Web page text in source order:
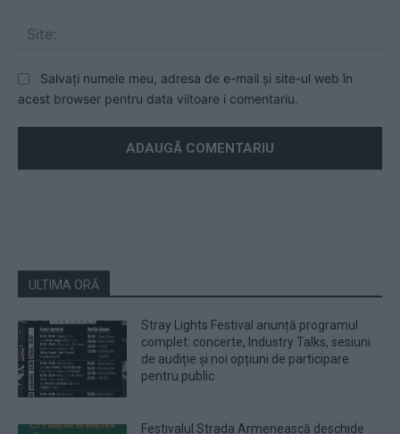
Salvați numele meu, adresa de e-mail și site-ul web în
acest browser pentru data viitoare i comentariu.
ULTIMA ORĂ
Stray Lights Festival anunță programul
complet: concerte, Industry Talks, sesiuni
de audiție și noi opțiuni de participare
pentru public
Festivalul Strada Armenească deschide